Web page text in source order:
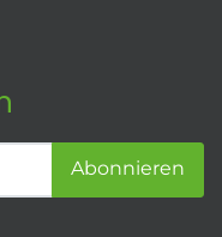
Abonnieren